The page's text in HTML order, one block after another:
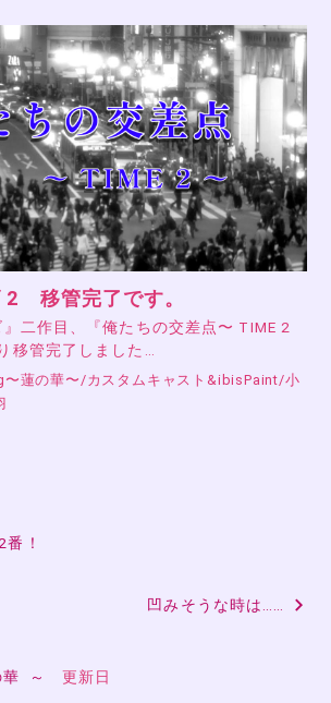
2 移管完了です。
二作目、『俺たちの交差点〜 TIME 2
移管完了しました…
〜蓮の華〜/カスタムキャスト&ibisPaint/小
！
凹みそうな時は……
～ 更新日